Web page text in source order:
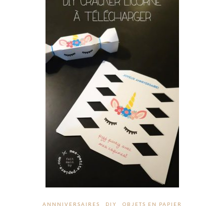
ANNNIVERSAIRES DIY OBJETS EN PAPIER